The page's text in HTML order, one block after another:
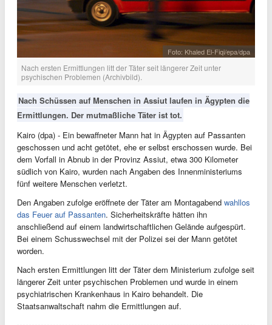
Foto: Khaled El-Fiqi/epa/dpa
Nach ersten Ermittlungen litt der Täter seit längerer Zeit unter
psychischen Problemen (Archivbild).
Nach Schüssen auf Menschen in Assiut laufen in Ägypten die
Ermittlungen. Der mutmaßliche Täter ist tot.
Kairo (dpa) - Ein bewaffneter Mann hat in Ägypten auf Passanten
geschossen und acht getötet, ehe er selbst erschossen wurde. Bei
dem Vorfall in Abnub in der Provinz Assiut, etwa 300 Kilometer
südlich von Kairo, wurden nach Angaben des Innenministeriums
fünf weitere Menschen verletzt.
Den Angaben zufolge eröffnete der Täter am Montagabend wahllos
das Feuer auf Passanten. Sicherheitskräfte hätten ihn
anschließend auf einem landwirtschaftlichen Gelände aufgespürt.
Bei einem Schusswechsel mit der Polizei sei der Mann getötet
worden.
Nach ersten Ermittlungen litt der Täter dem Ministerium zufolge seit
längerer Zeit unter psychischen Problemen und wurde in einem
psychiatrischen Krankenhaus in Kairo behandelt. Die
Staatsanwaltschaft nahm die Ermittlungen auf.